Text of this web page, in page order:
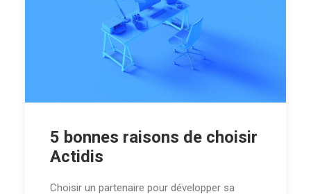
5 bonnes raisons de choisir
Actidis
Choisir un partenaire pour développer sa